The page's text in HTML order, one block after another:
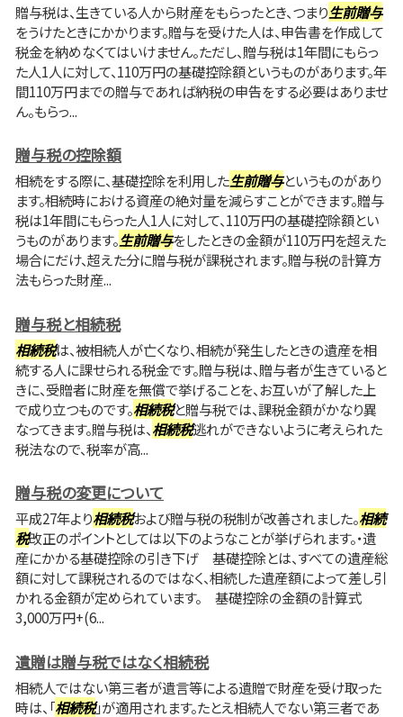
贈与税は、生きている人から財産をもらったとき、つまり生前贈与
をうけたときにかかります。贈与を受けた人は、申告書を作成して
税金を納めなくてはいけません。ただし、贈与税は1年間にもらっ
た人1人に対して、110万円の基礎控除額というものがあります。年
間110万円までの贈与であれば納税の申告をする必要はありませ
ん。もらっ...
贈与税の控除額
相続をする際に、基礎控除を利用した生前贈与というものがあり
ます。相続時における資産の絶対量を減らすことができます。贈与
税は1年間にもらった人1人に対して、110万円の基礎控除額とい
うものがあります。生前贈与をしたときの金額が110万円を超えた
場合にだけ、超えた分に贈与税が課税されます。贈与税の計算方
法もらった財産...
贈与税と相続税
相続税は、被相続人が亡くなり、相続が発生したときの遺産を相
続する人に課せられる税金です。贈与税は、贈与者が生きていると
きに、受贈者に財産を無償で挙げることを、お互いが了解した上
で成り立つものです。相続税と贈与税では、課税金額がかなり異
なってきます。贈与税は、相続税逃れができないように考えられた
税法なので、税率が高...
贈与税の変更について
平成27年より相続税および贈与税の税制が改善されました。相続
税改正のポイントとしては以下のようなことが挙げられます。・遺
産にかかる基礎控除の引き下げ 基礎控除とは、すべての遺産総
額に対して課税されるのではなく、相続した遺産額によって差し引
かれる金額が定められています。 基礎控除の金額の計算式
3,000万円+(6...
遺贈は贈与税ではなく相続税
相続人ではない第三者が遺言等による遺贈で財産を受け取った
時は、「相続税」が適用されます。たとえ相続人でない第三者であ